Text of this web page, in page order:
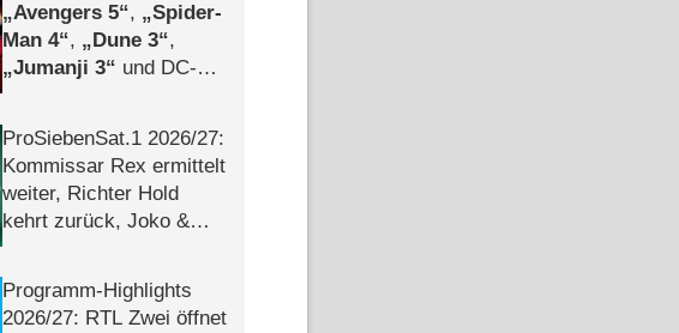
Avengers 5 ,
Spider-
Man 4 , Dune 3 ,
Jumanji 3
und DC-
ProSiebenSat.1 2026/​27:
Kommissar Rex ermittelt
weiter, Richter Hold
kehrt zurück, Joko &
Programm-Highlights
2026/​27: RTL Zwei öffnet